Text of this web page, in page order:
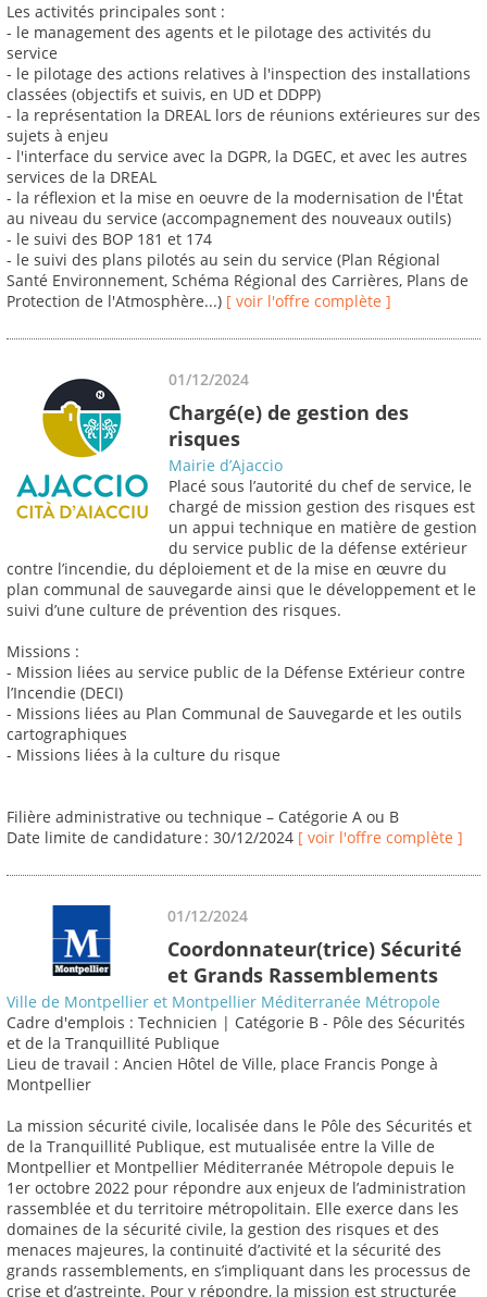
Les activités principales sont :
- le management des agents et le pilotage des activités du
service
- le pilotage des actions relatives à l'inspection des installations
classées (objectifs et suivis, en UD et DDPP)
- la représentation la DREAL lors de réunions extérieures sur des
sujets à enjeu
- l'interface du service avec la DGPR, la DGEC, et avec les autres
services de la DREAL
- la réflexion et la mise en oeuvre de la modernisation de l'État
au niveau du service (accompagnement des nouveaux outils)
- le suivi des BOP 181 et 174
- le suivi des plans pilotés au sein du service (Plan Régional
Santé Environnement, Schéma Régional des Carrières, Plans de
Protection de l'Atmosphère...) [ voir l'offre complète ]
01/12/2024
Chargé(e) de gestion des
risques
Mairie d’Ajaccio
Placé sous l’autorité du chef de service, le
chargé de mission gestion des risques est
un appui technique en matière de gestion
du service public de la défense extérieur
contre l’incendie, du déploiement et de la mise en œuvre du
plan communal de sauvegarde ainsi que le développement et le
suivi d’une culture de prévention des risques.
Missions :
- Mission liées au service public de la Défense Extérieur contre
l’Incendie (DECI)
- Missions liées au Plan Communal de Sauvegarde et les outils
cartographiques
- Missions liées à la culture du risque
Filière administrative ou technique – Catégorie A ou B
Date limite de candidature : 30/12/2024 [ voir l'offre complète ]
01/12/2024
Coordonnateur(trice) Sécurité
et Grands Rassemblements
Ville de Montpellier et Montpellier Méditerranée Métropole
Cadre d'emplois : Technicien | Catégorie B - Pôle des Sécurités
et de la Tranquillité Publique
Lieu de travail : Ancien Hôtel de Ville, place Francis Ponge à
Montpellier
La mission sécurité civile, localisée dans le Pôle des Sécurités et
de la Tranquillité Publique, est mutualisée entre la Ville de
Montpellier et Montpellier Méditerranée Métropole depuis le
1er octobre 2022 pour répondre aux enjeux de l’administration
rassemblée et du territoire métropolitain. Elle exerce dans les
domaines de la sécurité civile, la gestion des risques et des
menaces majeures, la continuité d’activité et la sécurité des
grands rassemblements, en s’impliquant dans les processus de
crise et d’astreinte. Pour y répondre, la mission est structurée